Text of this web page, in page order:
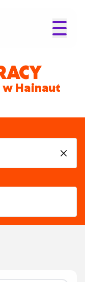
Hainaut